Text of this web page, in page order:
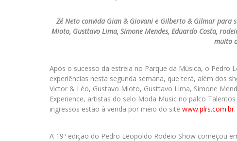
Zé Neto convida Gian & Giovani e Gilberto & Gilmar
Mioto, Gusttavo Lima, Simone Mendes, Eduardo Costa,
muito
Após o sucesso da estreia no Parque da Música, o Pedro
experiências nesta segunda semana, que terá, além dos
Victor & Léo, Gustavo Mioto, Gusttavo Lima, Simone
Experience, artistas do selo Moda Music no palco
ingressos estão à venda por meio do site www.plrs.com.br.
A 19ª edição do Pedro Leopoldo Rodeio Show começou